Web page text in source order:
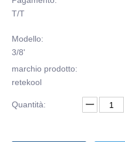
T/T
Modello:
3/8'
marchio prodotto:
retekool
Quantità: